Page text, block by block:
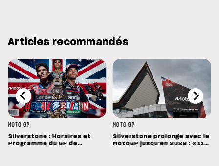
Articles recommandés
MOTO GP
Silverstone : Horaires et
Programme du GP de
MOTO GP
Silverstone prolonge avec le
MotoGP jusqu'en 2028 : « 11